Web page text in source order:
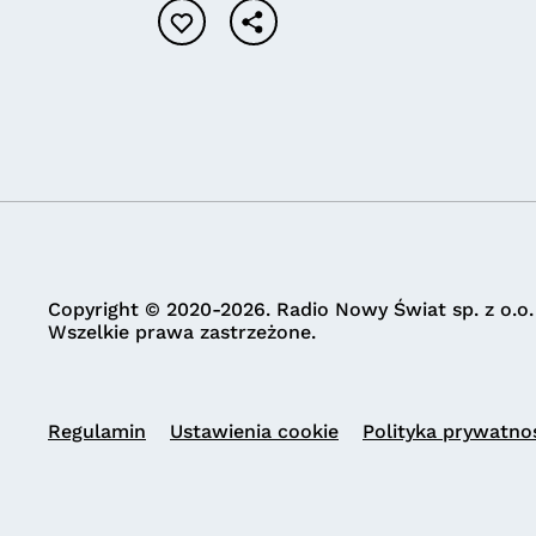
Copyright © 2020-2026. Radio Nowy Świat sp. z o.o.
Wszelkie prawa zastrzeżone.
Regulamin Ustawienia cookie Polityka